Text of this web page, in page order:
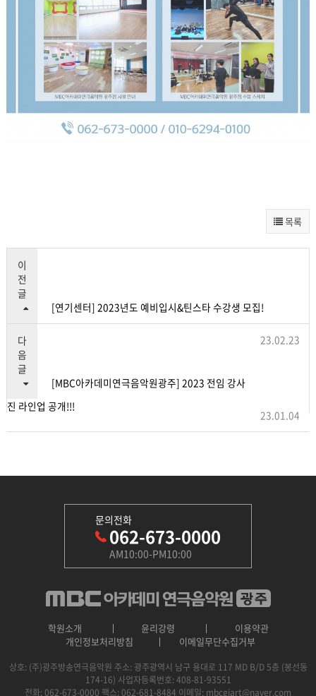
목록
이
전
글
[연기센터] 2023년도 예비입시&틴스타 수강생 모집!
23.02.23
다
음
글
[MBC아카데미연극음악원광주] 2023 전임 강사
진 라인업 공개!!!
23.01.04
문의전화
062-673-0000
AM10:00-PM10:00
학원소개 윤리강령
이용약관
개인정보처리방침
이메일무단수집거부
상호: (주)광주방송연극음악원 주소: 광주광역시 남구 용대로 117 MD B/D 5층 (봉선동
174-16) 사업자등록번호: 408-81-93551
전화: 062-673-0000 팩스: 062-681-8484 이메일: mbcgjart@naver.com